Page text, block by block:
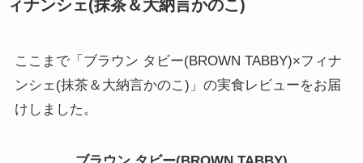
ィナンシェ(抹茶＆大納言かのこ)
ここまで「ブラウン タビー(BROWN TABBY)×フィナ
ンシェ(抹茶＆大納言かのこ)」の実食レビューをお届
けしました。